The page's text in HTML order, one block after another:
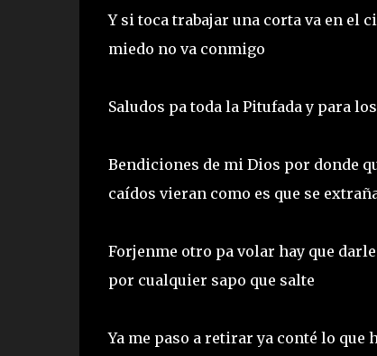
Y si toca trabajar una corta va en el
miedo no va conmigo
Saludos pa toda la Pitufada y para
Bendiciones de mi Dios por donde
caídos vieran como es que se
Forjenme otro pa volar hay que
por cualquier sapo que salte
Ya me paso a retirar ya conté lo